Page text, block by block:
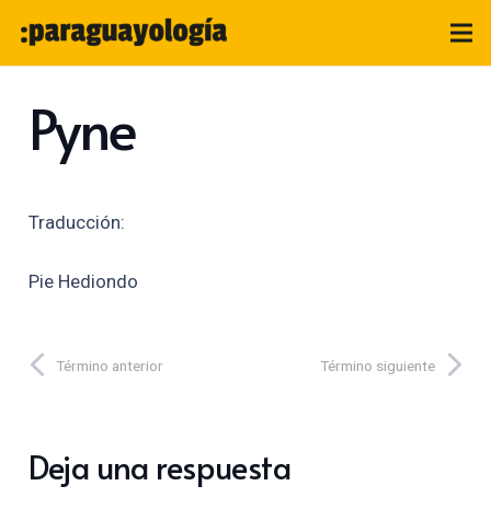
Pyne
Traducción:
Pie Hediondo
Término anterior Término siguiente
Deja una respuesta